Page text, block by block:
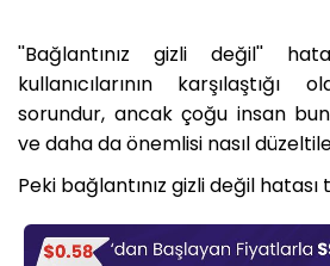
''Bağlantınız gizli değil''
kullanıcılarının
sorundur, ancak çoğu insan
ve daha da önemlisi nasıl
Peki bağlantınız gizli değil